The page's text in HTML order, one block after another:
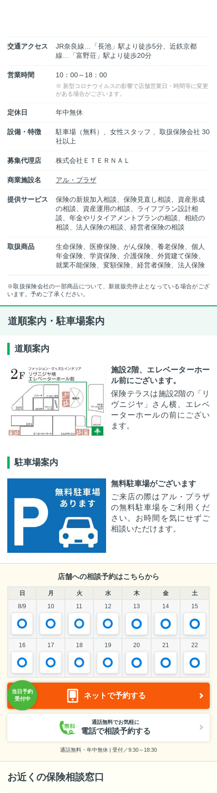
交通アクセス
JR奈良線…「長池」駅より徒歩5分、近鉄京都
線…「富野荘」駅より徒歩20分
営業時間 10：00～18：00
※ 新型コロナウイルスの影響で店舗営業日・時間等に変更
がある場合がございます。
定休日 年中無休
設備・特徴
駐車場（無料）、女性スタッフ 、取扱保険会社 30
社以上
募集代理店 株式会社ＥＴＥＲＮＡＬ
商業施設名 アル・プラザ
提供サービス
保険の新規加入相談、保険見直し相談、資産形成
の相談、資産運用の相談、ライフプラン設計相
談、年金やリタイアメントプランの相談、相続の
相談、法人保険の相談、経営者保険の相談
取扱商品
生命保険、医療保険、がん保険、養老保険、個人
年金保険、学資保険、介護保険、外貨建て保険、
就業不能保険、変額保険、経営者保険、法人保険
※取扱保険会社の一部商品について、新規販売停止となっている場合がござ
います。予めご了承ください。
道順案内・駐車場案内
道順案内
施設2階、エレベーターホー
ル前にございます。
保険テラスは施設2階の「リ
ヴニジヤ」さん横、エレベ
ーターホールの前にござい
ます。
駐車場案内
無料駐車場がございます
ご来店の際はアル・プラザ
の無料駐車場をご利用くだ
さい。お時間を気にせずご
相談いただけます。
店舗への相談予約はこちらから
日 月 火 水 木 金
土
8/9
10 11 12 13 14 15
16 17 18 19 20 21 22
ネットで予約する
通話無料でお気軽に
電話で相談予約する
通話無料・年中無休 | 受付／9:30～18:30
お近くの保険相談窓口